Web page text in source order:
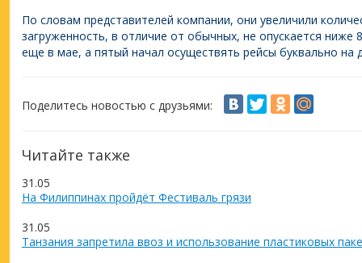
По словам представителей компании, они увеличили
загруженность, в отличие от обычных, не опускается
еще в мае, а пятый начал осуществять рейсы буквально на
Поделитесь новостью с друзьями:
Читайте также
31.05
На Филиппинах пройдёт Фестиваль грязи
31.05
Танзания запретила ввоз и использование пластиковых